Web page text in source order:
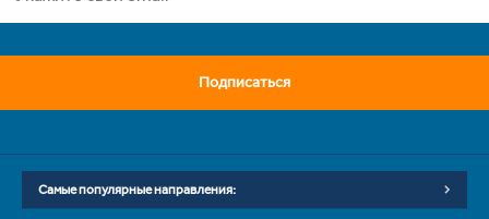
Подписаться
Самые популярные направления: